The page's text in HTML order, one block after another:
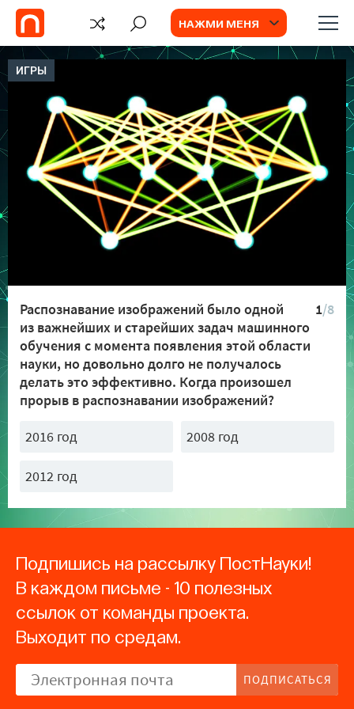
НАЖМИ МЕНЯ
ИГРЫ
Распознавание изображений было одной
из важнейших и старейших задач машинного
обучения с момента появления этой области
науки, но довольно долго не получалось
делать это эффективно. Когда произошел
прорыв в распознавании изображений?
1/8
2016 год 2008 год
2012 год
Подпишись на рассылку ПостНауки!
В каждом письме - 10 полезных
ссылок от команды проекта.
Выходит по средам.
ПОДПИСАТЬСЯ